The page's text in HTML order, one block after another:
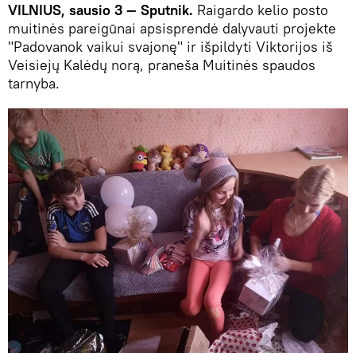
VILNIUS, sausio 3 — Sputnik. Raigardo kelio posto
muitinės pareigūnai apsisprendė dalyvauti projekte
"Padovanok vaikui svajonę" ir išpildyti Viktorijos iš
Veisiejų Kalėdų norą, praneša Muitinės spaudos
tarnyba.